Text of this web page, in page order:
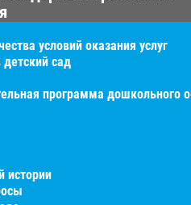
условий оказания услуг
сад
программа дошкольного
истории